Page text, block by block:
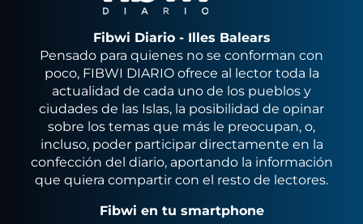
Fibwi Diario - Illes Balears
Pensado para quienes no se conforman con
poco, FIBWI DIARIO ofrece al lector toda la
actualidad de cada uno de los pueblos y
ciudades de las Islas, la posibilidad de opinar
sobre los temas que más le preocupan, o,
incluso, poder participar directamente en la
confección del diario, aportando la información
que quiera compartir con el resto de lectores.
Fibwi en tu smartphone